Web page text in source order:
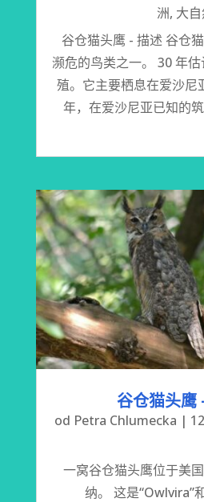
洲, 大
谷仓猫头鹰 - 描述 谷仓
濒危的鸟类之一。 30 年
殖。它主要栖息在爱沙尼
年，在爱沙尼亚已知的
谷仓猫头鹰
od Petra Chlumecka |
一窝谷仓猫头鹰位于美
纳。 这是“Owlvira”